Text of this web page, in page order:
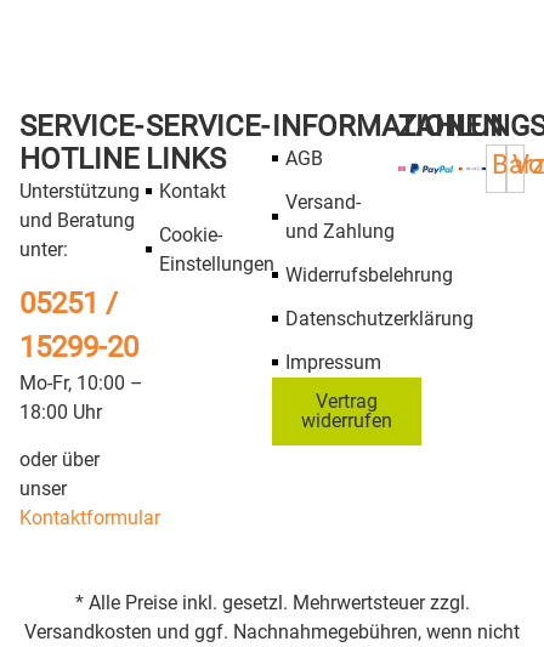
SERVICE-
HOTLINE
Unterstützung
und Beratung
unter:
05251 /
15299-20
Mo-Fr, 10:00 –
18:00 Uhr
oder über
unser
Kontaktformular
SERVICE-
LINKS
Kontakt
Cookie-
Einstellungen
INFORMATIONEN
AGB
Versand-
und Zahlung
Widerrufsbelehrung
Datenschutzerklärung
Impressum
Vertrag
widerrufen
* Alle Preise inkl. gesetzl. Mehrwertsteuer zzgl.
Versandkosten und ggf. Nachnahmegebühren, wenn nicht